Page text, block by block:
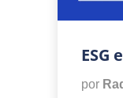
ESG
por